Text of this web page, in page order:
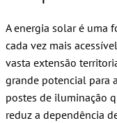
A energia solar é uma
cada vez mais
vasta extensão
grande potencial para
postes de iluminação
reduz a dependência